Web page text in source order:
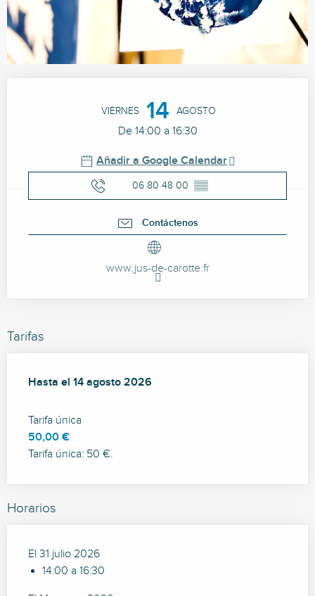
VIERNES 14 AGOSTO
De 14:00 a 16:30
Añadir a Google Calendar
06 80 48 00 ▒▒
Contáctenos
www.jus-de-carotte.fr
Tarifas
Desde 18 julio 2026hasta
Hasta el 14 agosto 2026
Tarifa única
50,00 €
Tarifa única: 50 €.
Horarios
El 31 julio 2026
14:00 a 16:30